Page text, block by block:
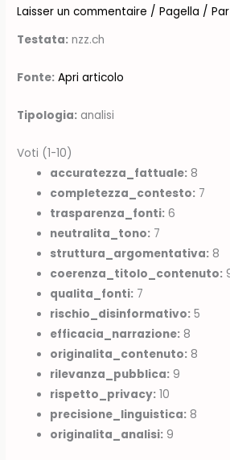
Laisser un commentaire /Pagella / Par
Testata: nzz.ch
Fonte: Apri articolo
Tipologia: analisi
Voti (1-10)
accuratezza_fattuale: 8
completezza_contesto: 7
trasparenza_fonti: 6
neutralita_tono: 7
struttura_argomentativa: 8
coerenza_titolo_contenuto:
qualita_fonti: 7
rischio_disinformativo: 5
efficacia_narrazione: 8
originalita_contenuto: 8
rilevanza_pubblica: 9
rispetto_privacy: 10
precisione_linguistica: 8
originalita_analisi: 9